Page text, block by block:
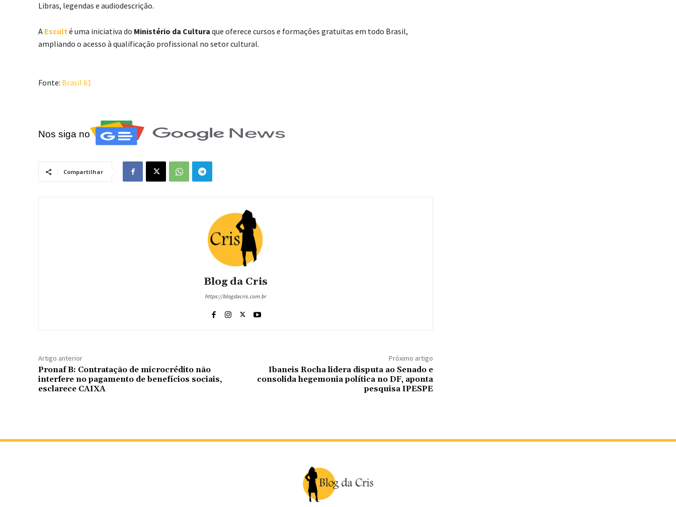
Libras, legendas e audiodescrição.
A Esculté uma iniciativa do Ministério da Cultura que oferece cursos e formações gratuitas em todo Brasil,
ampliando o acesso à qualificação profissional no setor cultural.
Fonte: Brasil 61
Nos siga no
Compartilhar
Blog da Cris
https://blogdacris.com.br
Artigo anterior
Pronaf B: Contratação de microcrédito não
interfere no pagamento de benefícios sociais,
esclarece CAIXA
Próximo artigo
Ibaneis Rocha lidera disputa ao Senado e
consolida hegemonia política no DF, aponta
pesquisa IPESPE